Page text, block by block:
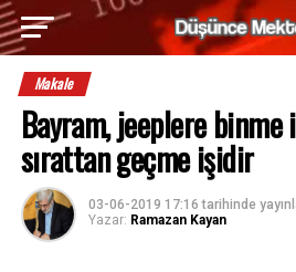
Makale
Bayram, jeeplere binme
sırattan geçme işidir
03-06-2019 17:16 tarihinde
Yazar: Ramazan Kayan